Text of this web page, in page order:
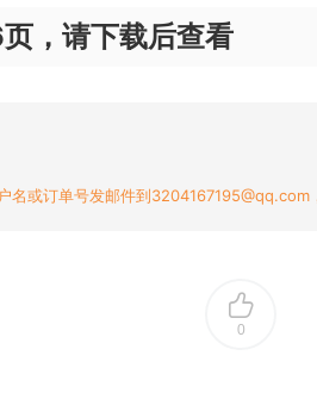
，请下载后查看
名或订单号发邮件到3204167195@qq.com
0